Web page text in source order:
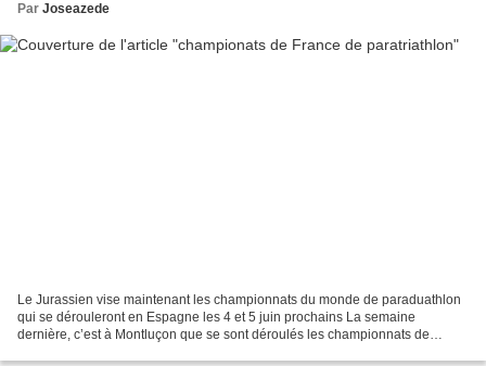
Par Joseazede
Le Jurassien vise maintenant les championnats du monde de paraduathlon
qui se dérouleront en Espagne les 4 et 5 juin prochains La semaine
dernière, c’est à Montluçon que se sont déroulés les championnats de